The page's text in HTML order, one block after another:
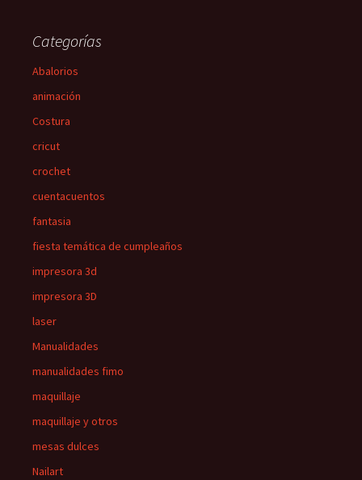
Categorías
Abalorios
animación
Costura
cricut
crochet
cuentacuentos
fantasia
fiesta temática de cumpleaños
impresora 3d
impresora 3D
laser
Manualidades
manualidades fimo
maquillaje
maquillaje y otros
mesas dulces
Nailart